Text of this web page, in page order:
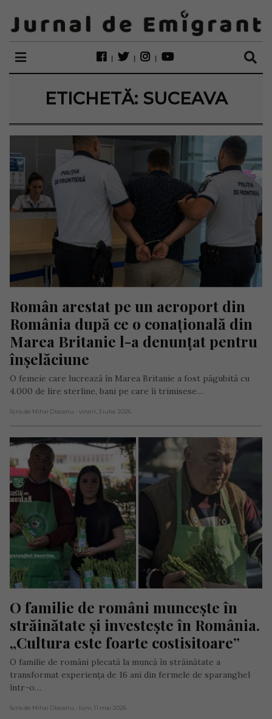
ETICHETĂ: SUCEAVA
Român arestat pe un aeroport din
România după ce o conațională din
Marea Britanie l-a denunțat pentru
înșelăciune
O femeie care lucrează în Marea Britanie a fost păgubită cu
4.000 de lire sterline, bani pe care îi trimisese…
Scris de Mihai Diaconu - vineri, 3 iulie 2026
O familie de români muncește în
străinătate și investește în România.
„Cultura este foarte costisitoare”
O familie de români plecată la muncă în străinătate a
transformat experiența de 16 ani din fermele de sparanghel
într-o…
Scris de Mihai Diaconu - luni, 11 mai 2026